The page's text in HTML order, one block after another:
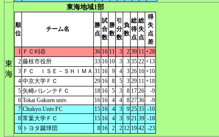
東
海
東海地域1部
順
位
チーム名
勝
点
試
合
数
勝
数
引
分
数
負
数
総
得
点
総
失
点
得
失
点
差
1 ＦＣ刈谷 36 16 11 3 2 39 11 +28
2 藤枝市役所 33 16 10 3 3 35 22 +13
3 ＦＣ ＩＳＥ－ＳＨＩＭＡ 31 16 9 4 3 26 16 +10
4 中京大学ＦＣ 29 16 8 5 3 29 11 +18
5 矢崎バレンテＦＣ 18 16 5 3 8 17 26
-9
6 Tokai Gakuen univ. 16 16 4 4 8 27 36
-9
7 Chukyo.Univ.FC 15 16 4 3 9 25 35 -10
8 常葉大学ＦＣ 15 16 4 3 9 21 39 -18
9 トヨタ蹴球団 8 16 2 2 12 19 42 -23